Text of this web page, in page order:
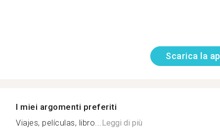
Scarica la
I miei argomenti preferiti
Viajes, películas, libro...Leggi di più